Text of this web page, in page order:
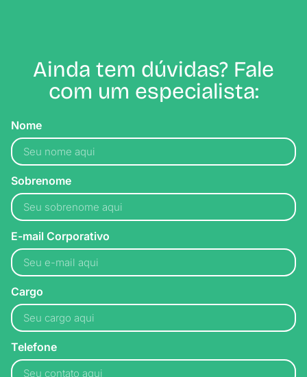
Ainda tem dúvidas? Fale
com um especialista:
Nome
Sobrenome
E-mail Corporativo
Cargo
Telefone